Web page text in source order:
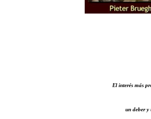
El interés más
un deber y